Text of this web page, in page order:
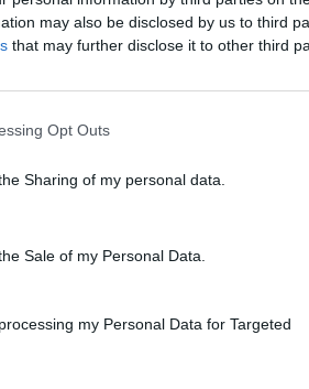
may also be disclosed by us to third
that may further disclose it to other third
Opt Outs
Sharing of my personal data.
Sale of my Personal Data.
my Personal Data for Targeted